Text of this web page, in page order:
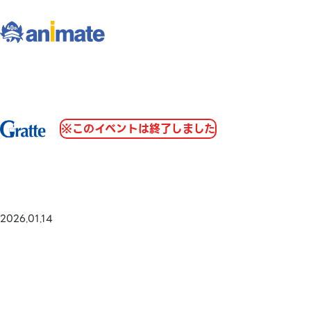
※このイベントは終了しました
2026.01.14